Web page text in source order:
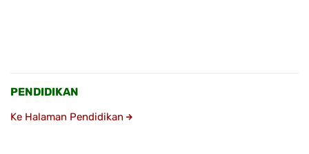
PENDIDIKAN
Ke Halaman Pendidikan